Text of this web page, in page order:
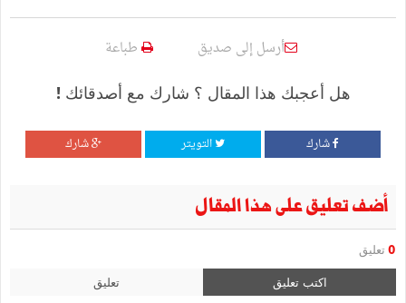
أرسل إلى صديق طباعة
هل أعجبك هذا المقال ؟ شارك مع أصدقائك !
شارك التويتر شارك
أضف تعليق على هذا المقال
0 تعليق
اكتب تعليق تعليق